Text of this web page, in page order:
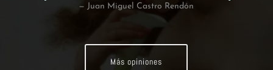
— Juan Miguel Castro Rendón
Más opiniones